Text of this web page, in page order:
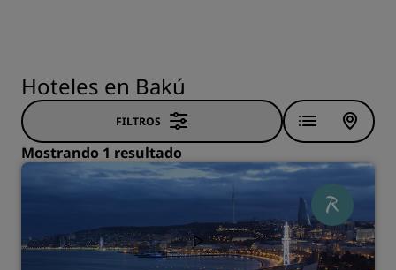
Hoteles en Bakú
FILTROS
Mostrando 1 resultado